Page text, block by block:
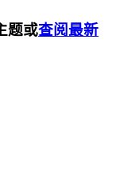
题或查阅最新